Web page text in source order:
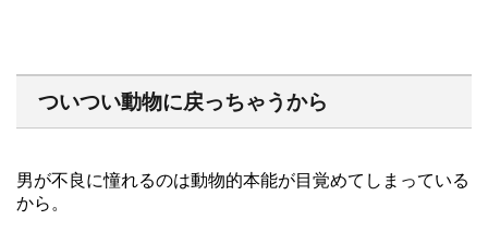
ついつい動物に戻っちゃうから
男が不良に憧れるのは動物的本能が目覚めてしまっている
から。